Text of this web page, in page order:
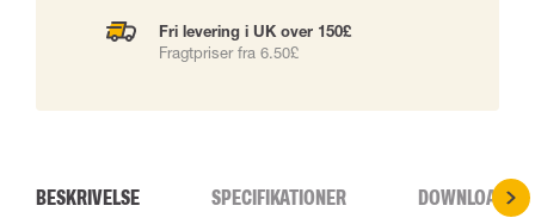
Fri levering i UK over 150£
Fragtpriser fra 6.50£
BESKRIVELSE SPECIFIKATIONER DOWNLOADS